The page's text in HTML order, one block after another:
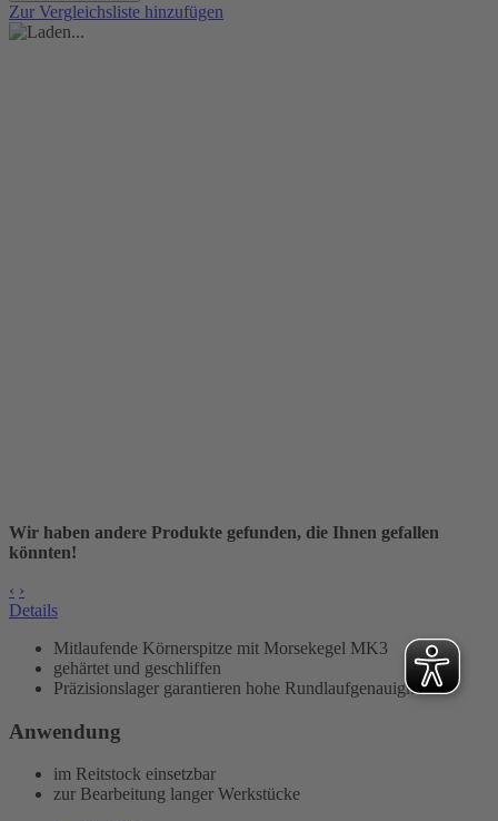
Zur Vergleichsliste hinzufügen
Wir haben andere Produkte gefunden, die Ihnen gefallen
könnten!
‹ ›
Details
Mitlaufende Körnerspitze mit Morsekegel MK3
gehärtet und geschliffen
Präzisionslager garantieren hohe Rundlaufgenauigkeit
Anwendung
im Reitstock einsetzbar
zur Bearbeitung langer Werkstücke